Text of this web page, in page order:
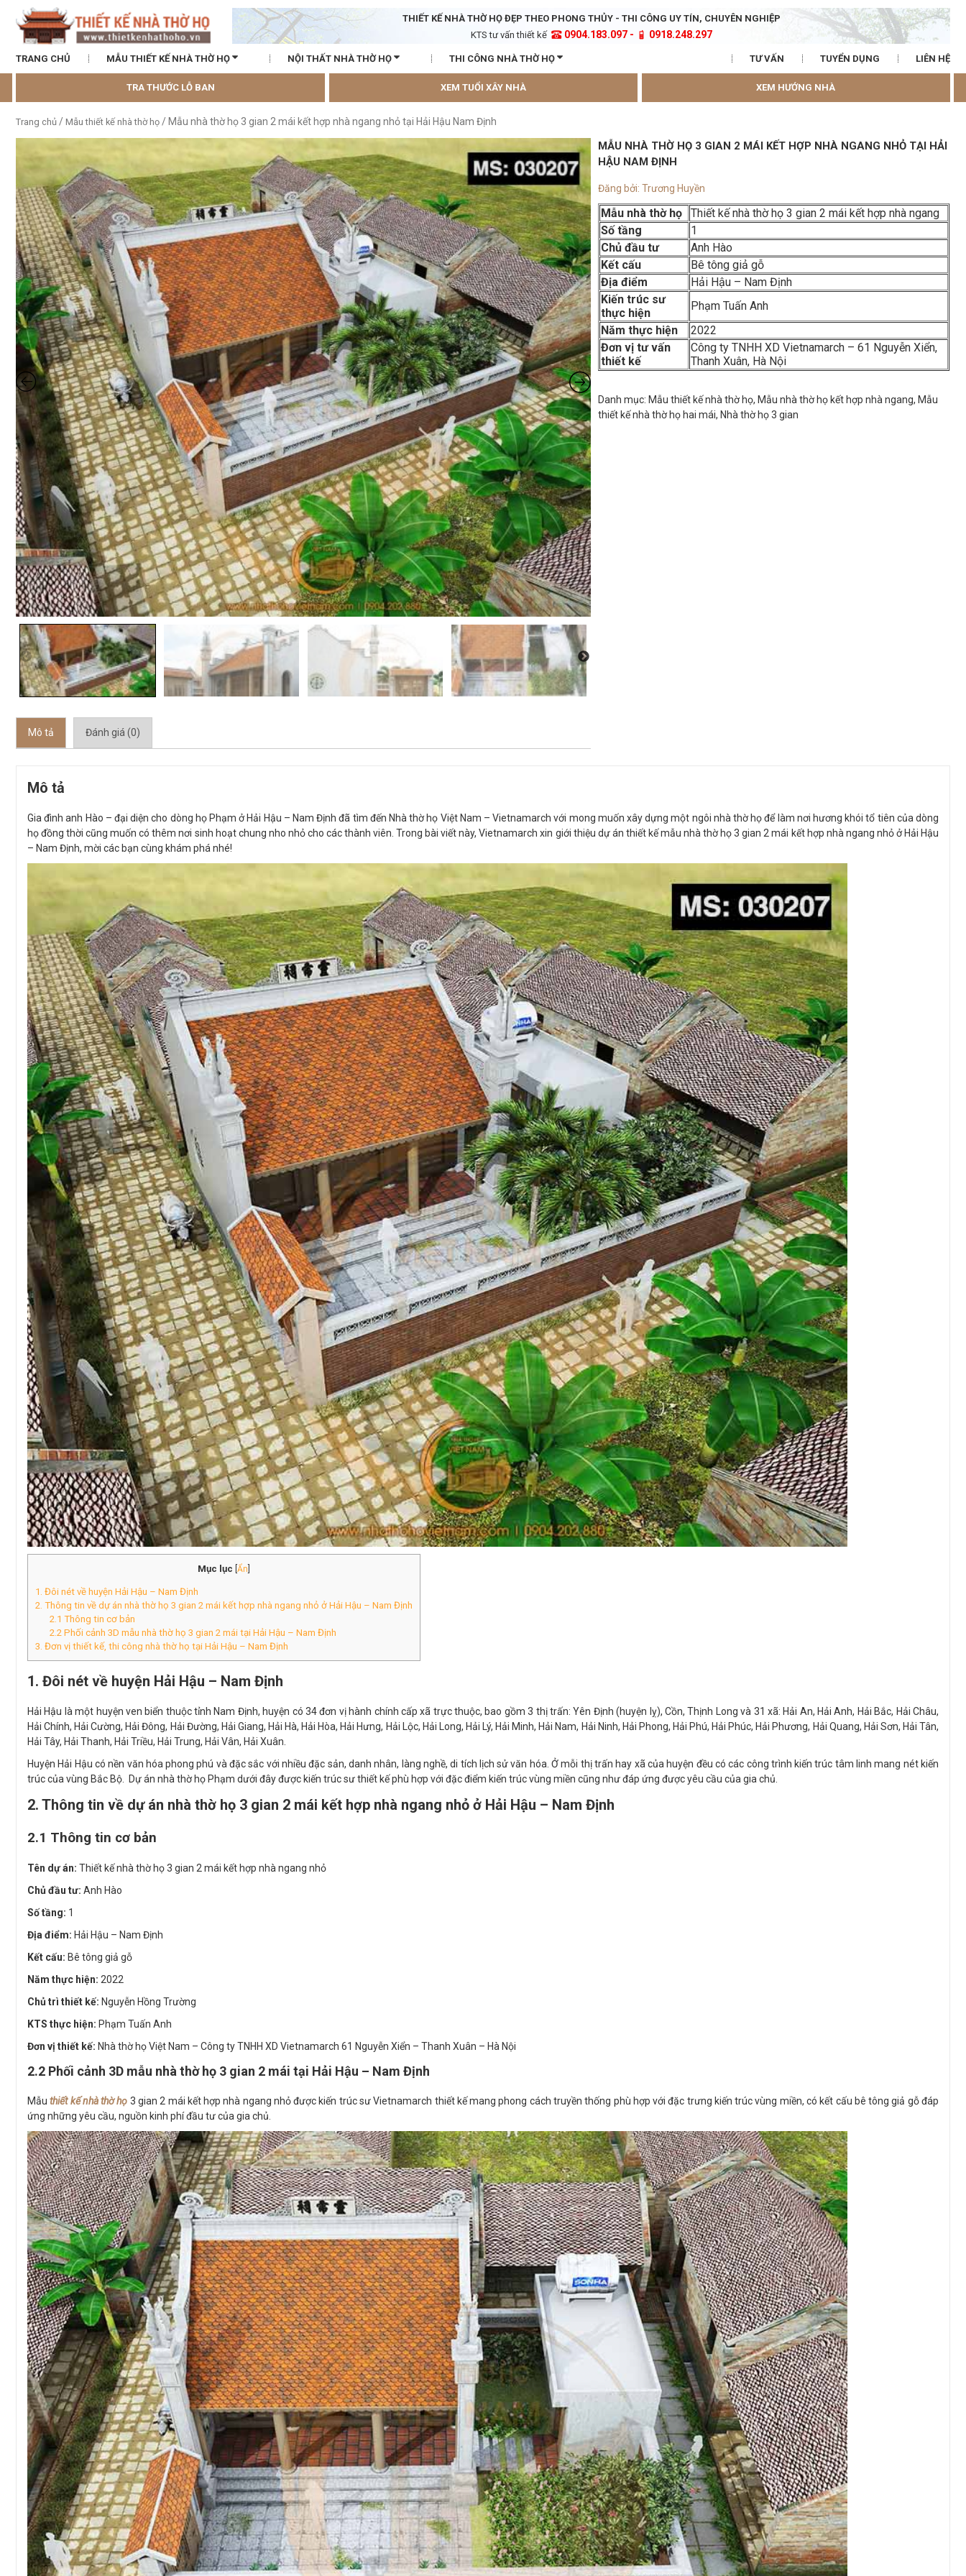
THIẾT KẾ NHÀ THỜ HỌ ĐẸP THEO PHONG THỦY - THI CÔNG UY TÍN, CHUYÊN NGHIỆP
KTS tư vấn thiết kế
0904.183.097 - 0918.248.297
TRANG CHỦ MẪU THIẾT KẾ NHÀ THỜ HỌ NỘI THẤT NHÀ THỜ HỌ THI CÔNG NHÀ THỜ HỌ TƯ VẤN TUYỂN DỤNG LIÊN HỆ
TRA THƯỚC LỖ BAN XEM TUỔI XÂY NHÀ XEM HƯỚNG NHÀ
Trang chủ / Mẫu thiết kế nhà thờ họ / Mẫu nhà thờ họ 3 gian 2 mái kết hợp nhà ngang nhỏ tại Hải Hậu Nam Định
MẪU NHÀ THỜ HỌ 3 GIAN 2 MÁI KẾT HỢP NHÀ NGANG NHỎ TẠI HẢI
HẬU NAM ĐỊNH
Đăng bởi: Trương Huyền
Mẫu nhà thờ họ
Thiết kế nhà thờ họ 3 gian 2 mái kết hợp nhà ngang
Số tầng
1
Chủ đầu tư
Anh Hào
Kết cấu
Bê tông giả gỗ
Địa điểm
Hải Hậu – Nam Định
Kiến trúc sư
thực hiện
Phạm Tuấn Anh
Năm thực hiện
2022
Đơn vị tư vấn
thiết kế
Công ty TNHH XD Vietnamarch – 61 Nguyễn Xiển,
Thanh Xuân, Hà Nội
Danh mục: Mẫu thiết kế nhà thờ họ, Mẫu nhà thờ họ kết hợp nhà ngang, Mẫu
thiết kế nhà thờ họ hai mái, Nhà thờ họ 3 gian
Mô tả Đánh giá (0)
Mô tả
Gia đình anh Hào – đại diện cho dòng họ Phạm ở Hải Hậu – Nam Định đã tìm đến Nhà thờ họ Việt Nam – Vietnamarch với mong muốn xây dựng một ngôi nhà thờ họ để làm nơi hương khói tổ tiên của dòng
họ đồng thời cũng muốn có thêm nơi sinh hoạt chung nho nhỏ cho các thành viên. Trong bài viết này, Vietnamarch xin giới thiệu dự án thiết kế mẫu nhà thờ họ 3 gian 2 mái kết hợp nhà ngang nhỏ ở Hải Hậu
– Nam Định, mời các bạn cùng khám phá nhé!
Mục lục Ẩn
1. Đôi nét về huyện Hải Hậu – Nam Định
2. Thông tin về dự án nhà thờ họ 3 gian 2 mái kết hợp nhà ngang nhỏ ở Hải Hậu – Nam Định
2.1 Thông tin cơ bản
2.2 Phối cảnh 3D mẫu nhà thờ họ 3 gian 2 mái tại Hải Hậu – Nam Định
3. Đơn vị thiết kế, thi công nhà thờ họ tại Hải Hậu – Nam Định
1. Đôi nét về huyện Hải Hậu – Nam Định
Hải Hậu là một huyện ven biển thuộc tỉnh Nam Định, huyện có 34 đơn vị hành chính cấp xã trực thuộc, bao gồm 3 thị trấn: Yên Định (huyện lỵ), Cồn, Thịnh Long và 31 xã: Hải An, Hải Anh, Hải Bắc, Hải Châu,
Hải Chính, Hải Cường, Hải Đông, Hải Đường, Hải Giang, Hải Hà, Hải Hòa, Hải Hưng, Hải Lộc, Hải Long, Hải Lý, Hải Minh, Hải Nam, Hải Ninh, Hải Phong, Hải Phú, Hải Phúc, Hải Phương, Hải Quang, Hải Sơn, Hải Tân,
Hải Tây, Hải Thanh, Hải Triều, Hải Trung, Hải Vân, Hải Xuân.
Huyện Hải Hậu có nền văn hóa phong phú và đặc sắc với nhiều đặc sản, danh nhân, làng nghề, di tích lịch sử văn hóa. Ở mỗi thị trấn hay xã của huyện đều có các công trình kiến trúc tâm linh mang nét kiến
trúc của vùng Bắc Bộ. Dự án nhà thờ họ Phạm dưới đây được kiến trúc sư thiết kế phù hợp với đặc điểm kiến trúc vùng miền cũng như đáp ứng được yêu cầu của gia chủ.
2. Thông tin về dự án nhà thờ họ 3 gian 2 mái kết hợp nhà ngang nhỏ ở Hải Hậu – Nam Định
2.1 Thông tin cơ bản
Tên dự án: Thiết kế nhà thờ họ 3 gian 2 mái kết hợp nhà ngang nhỏ
Chủ đầu tư: Anh Hào
Số tầng: 1
Địa điểm: Hải Hậu – Nam Định
Kết cấu: Bê tông giả gỗ
Năm thực hiện: 2022
Chủ trì thiết kế: Nguyễn Hồng Trường
KTS thực hiện: Phạm Tuấn Anh
Đơn vị thiết kế: Nhà thờ họ Việt Nam – Công ty TNHH XD Vietnamarch 61 Nguyễn Xiển – Thanh Xuân – Hà Nội
2.2 Phối cảnh 3D mẫu nhà thờ họ 3 gian 2 mái tại Hải Hậu – Nam Định
Mẫuthiết kế nhà thờ họ 3 gian 2 mái kết hợp nhà ngang nhỏ được kiến trúc sư Vietnamarch thiết kế mang phong cách truyền thống phù hợp với đặc trưng kiến trúc vùng miền, có kết cấu bê tông giả gỗ đáp
ứng những yêu cầu, nguồn kinh phí đầu tư của gia chủ.